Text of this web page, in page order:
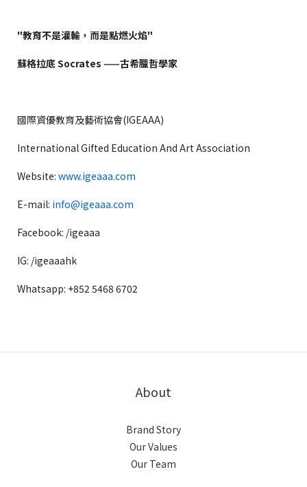
"教育不是灌輸，而是點燃火焰"
蘇格拉底 Socrates ——古希臘哲學家
國際資優教育及藝術協會(IGEAAA)
International Gifted Education And Art Association
Website: www.igeaaa.com
E-mail: info@igeaaa.com
Facebook: /igeaaa
IG: /igeaaahk
Whatsapp: +852 5468 6702
About
Brand Story
Our Values
Our Team